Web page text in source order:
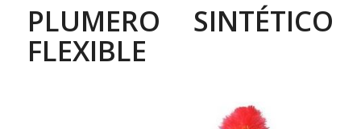
PLUMERO SINTÉTICO
FLEXIBLE